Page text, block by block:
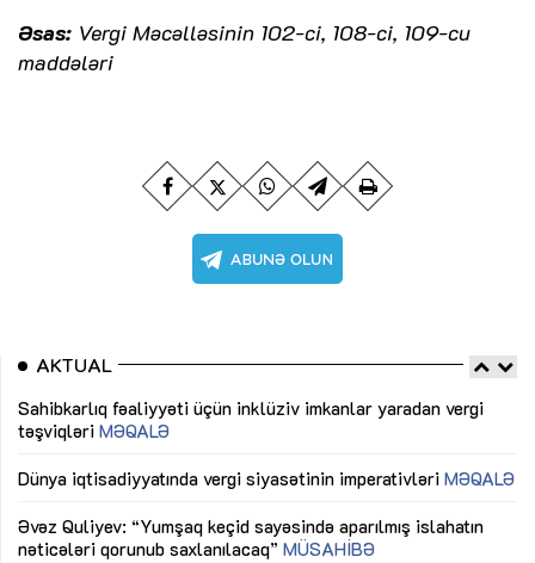
Əsas: Vergi Məcəlləsinin 102-ci, 108-ci, 109-cu
maddələri
AKTUAL
Sahibkarlıq fəaliyyəti üçün inklüziv imkanlar yaradan vergi
təşviqləri MƏQALƏ
Dünya iqtisadiyyatında vergi siyasətinin imperativləri MƏQALƏ
Əvəz Quliyev: “Yumşaq keçid sayəsində aparılmış islahatın
nəticələri qorunub saxlanılacaq” MÜSAHİBƏ